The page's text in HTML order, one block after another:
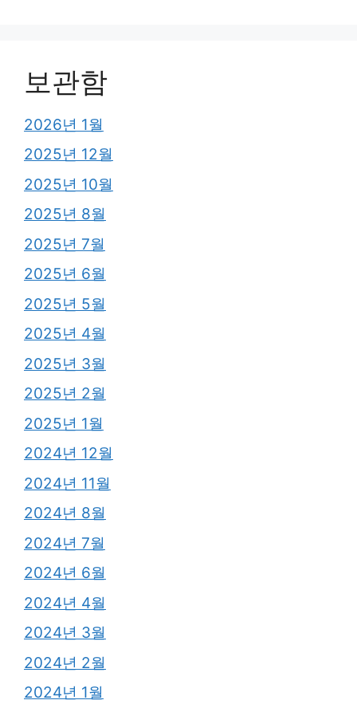
보관함
2026년 1월
2025년 12월
2025년 10월
2025년 8월
2025년 7월
2025년 6월
2025년 5월
2025년 4월
2025년 3월
2025년 2월
2025년 1월
2024년 12월
2024년 11월
2024년 8월
2024년 7월
2024년 6월
2024년 4월
2024년 3월
2024년 2월
2024년 1월